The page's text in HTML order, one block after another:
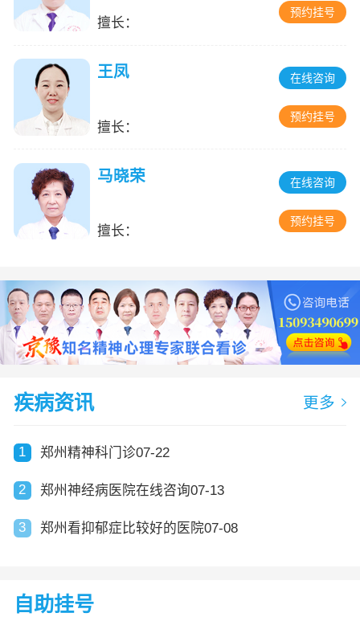
擅长：
预约挂号
王凤
擅长：
在线咨询
预约挂号
马晓荣
擅长：
在线咨询
预约挂号
疾病资讯 更多
1 郑州精神科门诊07-22
2 郑州神经病医院在线咨询07-13
3 郑州看抑郁症比较好的医院07-08
自助挂号